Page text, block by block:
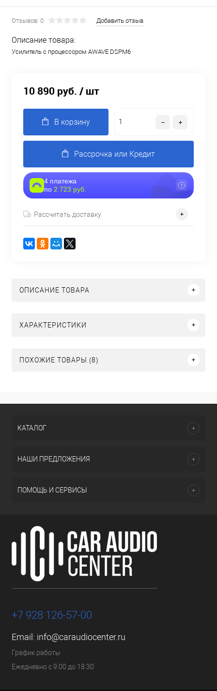
Отзывов: 0 Добавить отзыв
Описание товара:
Усилитель с процессором AWAVE DSPM6
10 890 руб. / шт
В корзину
Рассрочка или Кредит
4 платежа
по 2 723 руб.
Рассчитать доставку
ОПИСАНИЕ ТОВАРА
ХАРАКТЕРИСТИКИ
ПОХОЖИЕ ТОВАРЫ (8)
КАТАЛОГ
НАШИ ПРЕДЛОЖЕНИЯ
ПОМОЩЬ И СЕРВИСЫ
+7 928 126-57-00
Email: info@caraudiocenter.ru
График работы
Ежедневно с 9:00 до 18:30